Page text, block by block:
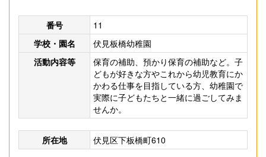
番号
11
学校・園名
伏見板橋幼稚園
活動内容等
保育の補助、預かり保育の補助など。子
どもが好きな方やこれから幼児教育にか
かわる仕事を目指している方、幼稚園で
実際に子どもたちと一緒に過ごしてみま
せんか。
所在地 伏見区下板橋町610